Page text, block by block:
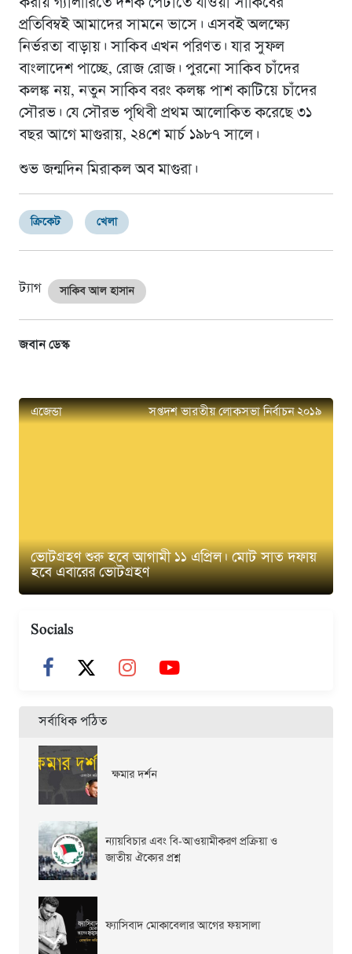
প্রতিবিম্বই আমাদের সামনে ভাসে। এসবই অলক্ষ্যে
নির্ভরতা বাড়ায়। সাকিব এখন পরিণত। যার সুফল
বাংলাদেশ পাচ্ছে, রোজ রোজ। পুরনো সাকিব চাঁদের
কলঙ্ক নয়, নতুন সাকিব বরং কলঙ্ক পাশ কাটিয়ে চাঁদের
সৌরভ। যে সৌরভ পৃথিবী প্রথম আলোকিত করেছে ৩১
বছর আগে মাগুরায়, ২৪শে মার্চ ১৯৮৭ সালে।
শুভ জন্মদিন মিরাকল অব মাগুরা।
ক্রিকেট খেলা
ট্যাগ সাকিব আল হাসান
জবান ডেস্ক
এজেন্ডা সপ্তদশ ভারতীয় লোকসভা নির্বাচন ২০১৯
ভোটগ্রহণ শুরু হবে আগামী ১১ এপ্রিল। মোট সাত দফায়
হবে এবারের ভোটগ্রহণ
Socials
সর্বাধিক পঠিত
ক্ষমার দর্শন
ন্যায়বিচার এবং বি-আওয়ামীকরণ প্রক্রিয়া ও
জাতীয় ঐক্যের প্রশ্ন
ফ্যাসিবাদ মোকাবেলার আগের ফয়সালা